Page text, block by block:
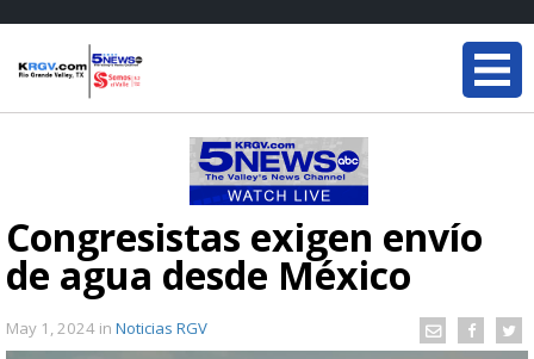
Congresistas exigen envío
de agua desde México
May 1, 2024 in Noticias RGV